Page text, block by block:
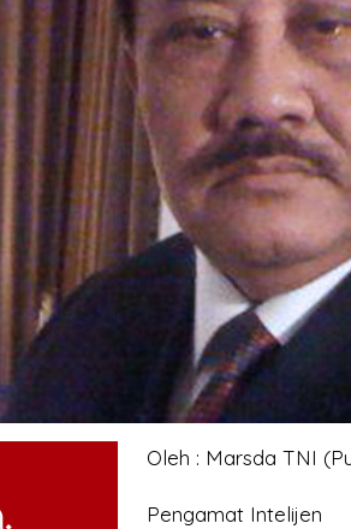
Oleh : Marsda TNI
Pengamat Intelijen